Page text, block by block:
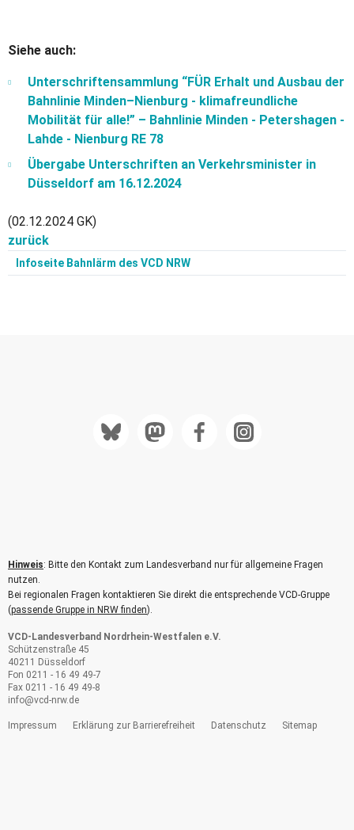
Siehe auch:
Unterschriftensammlung “FÜR Erhalt und Ausbau der
Bahnlinie Minden–Nienburg - klimafreundliche
Mobilität für alle!” – Bahnlinie Minden - Petershagen -
Lahde - Nienburg RE 78
Übergabe Unterschriften an Verkehrsminister in
Düsseldorf am 16.12.2024
(02.12.2024 GK)
zurück
Infoseite Bahnlärm des VCD NRW
Hinweis: Bitte den Kontakt zum Landesverband nur für allgemeine Fragen
nutzen.
Bei regionalen Fragen kontaktieren Sie direkt die entsprechende VCD-Gruppe
(passende Gruppe in NRW finden).
VCD-Landesverband Nordrhein-Westfalen e.V.
Schützenstraße 45
40211 Düsseldorf
Fon 0211 - 16 49 49-7
Fax 0211 - 16 49 49-8
info@vcd-nrw.de
Impressum Erklärung zur Barrierefreiheit Datenschutz Sitemap